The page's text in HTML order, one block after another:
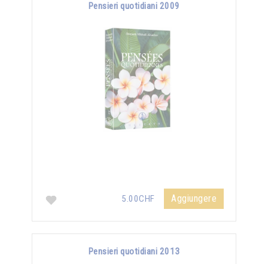
Pensieri quotidiani 2009
5.00CHF Aggiungere
Pensieri quotidiani 2013